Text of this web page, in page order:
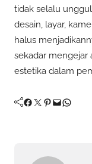
tidak selalu
desain, layar,
halus
sekadar mengejar
estetika dalam
Facebook Twitter Pinterest Mail WhatsApp